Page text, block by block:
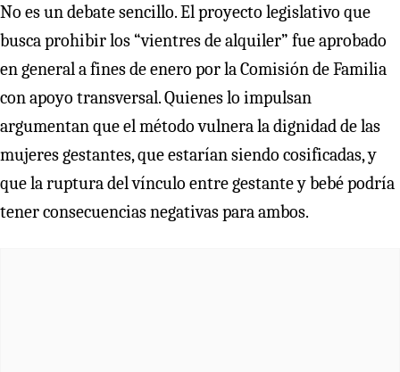
No es un debate sencillo. El proyecto legislativo que
busca prohibir los “vientres de alquiler” fue aprobado
en general a fines de enero por la Comisión de Familia
con apoyo transversal. Quienes lo impulsan
argumentan que el método vulnera la dignidad de las
mujeres gestantes, que estarían siendo cosificadas, y
que la ruptura del vínculo entre gestante y bebé podría
tener consecuencias negativas para ambos.